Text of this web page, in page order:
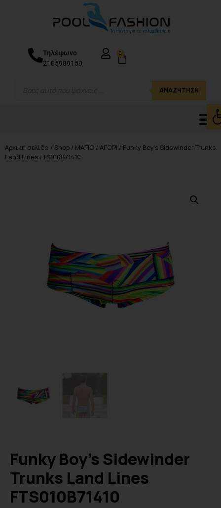
ΑΝΑΖΉΤΗΣΗ
Τηλέφωνο
2105989159
0
Αρχική σελίδα / Shop / ΜΑΓΙΟ / ΑΓΟΡΙ / Funky Boy’s Sidewinder Trunks
Land Lines FTS010B71410
Funky Boy’s Sidewinder
Trunks Land Lines
FTS010B71410